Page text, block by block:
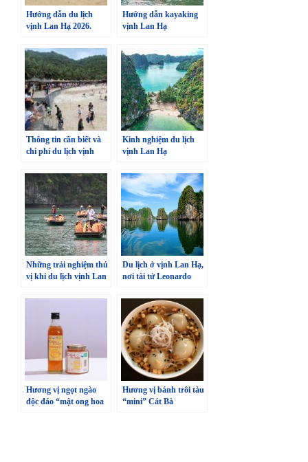
Hướng dẫn du lịch
vịnh Lan Hạ 2026.
& trải nghiệm
Hướng dẫn kayaking
vịnh Lan Hạ
Thông tin cần biết và
chi phí du lịch vịnh
Kinh nghiệm du lịch
vịnh Lan Hạ
Những trải nghiệm thú
vị khi du lịch vịnh Lan
Du lịch ở vịnh Lan Hạ,
nơi tài tử Leonardo
đường
Hương vị ngọt ngào
độc đáo “mật ong hoa
Hương vị bánh trôi tàu
“mini” Cát Bà